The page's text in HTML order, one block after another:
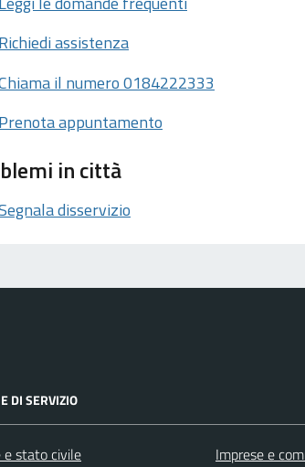
assistenza
il numero 0184222333
appuntamento
in città
disservizio
DI SERVIZIO
e stato civile
Imprese e